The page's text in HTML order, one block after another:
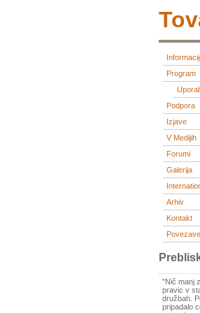
Program
Podpora
Izjave
V Medijih
Forumi
Galerija
Arhiv
Kontakt
Povezave
"Nič manj
pravic v
družbah.
pripadalo